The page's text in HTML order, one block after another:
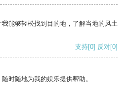
能够轻松找到目的地，了解当地的风土
支持[0] 反对[0]
时随地为我的娱乐提供帮助。